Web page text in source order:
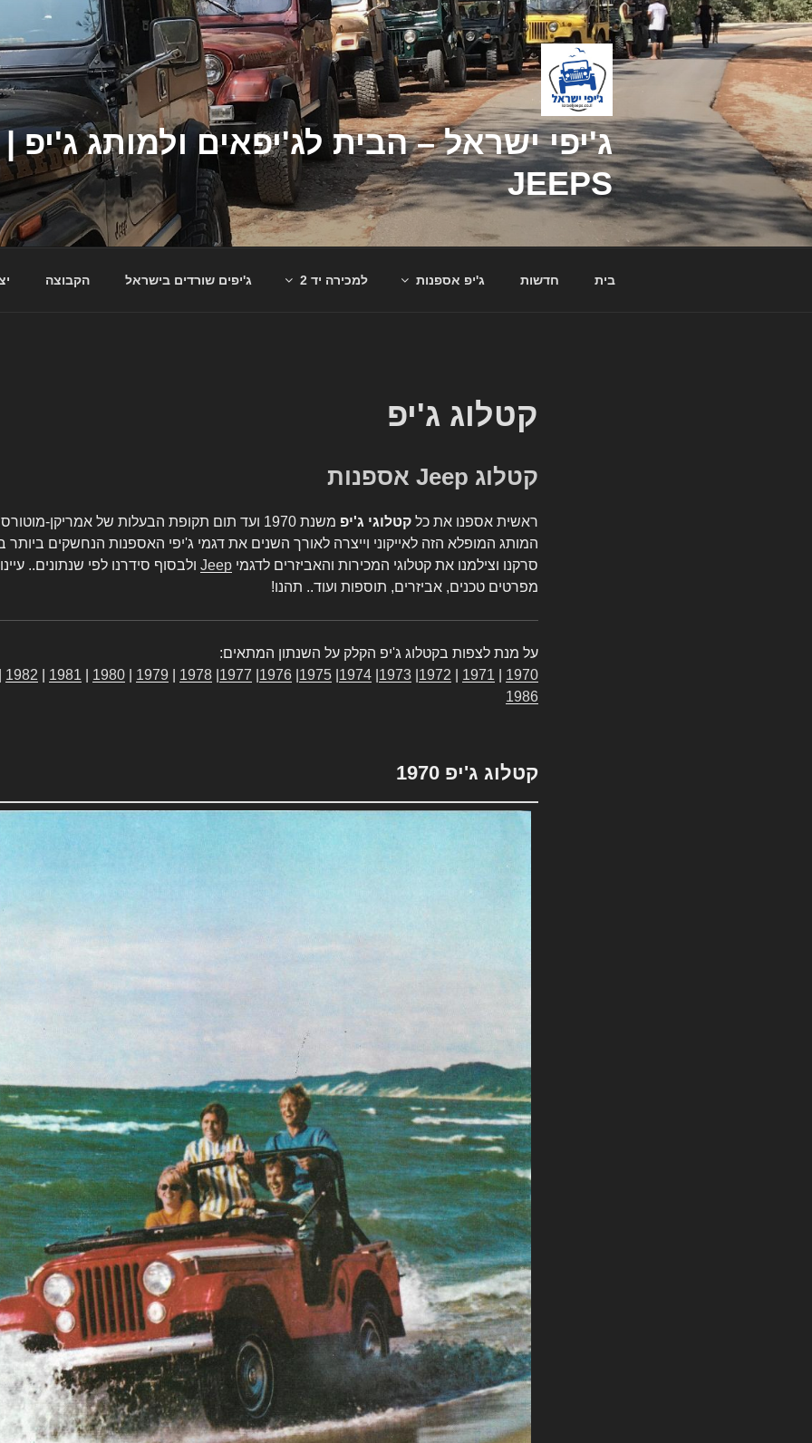
דילוג
לתוכן
JEEPS
בית חדשות ג'יפ אספנות למכירה יד 2 ג'יפים שורדים בישראל הקבוצה
קטלוג ג'יפ
קטלוג Jeep אספנות
ראשית אספנו את כל קטלוגי ג'יפ
משנת 1970 ועד תום תקופת הבעלות של אמריקן-
המותג המופלא הזה לאייקוני וייצרה לאורך השנים את דגמי ג'יפי האספנות הנחשקים
סרקנו וצילמנו את קטלוגי המכירות והאביזרים לדגמי Jeep ולבסוף סידרנו לפי שנתונים..
מפרטים טכנים, אביזרים, תוספות ועוד.. תהנו!
על מנת לצפות בקטלוג ג'יפ הקלק על השנתון המתאים:
1970
1971
1972
1973
1974
1975
1976
1977
1978
1979
1980
1981
1982
1986
קטלוג ג'יפ 1970